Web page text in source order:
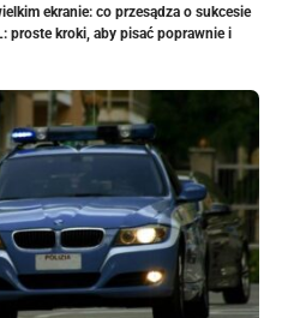
ekranie: co przesądza o sukcesie
proste kroki, aby pisać poprawnie i